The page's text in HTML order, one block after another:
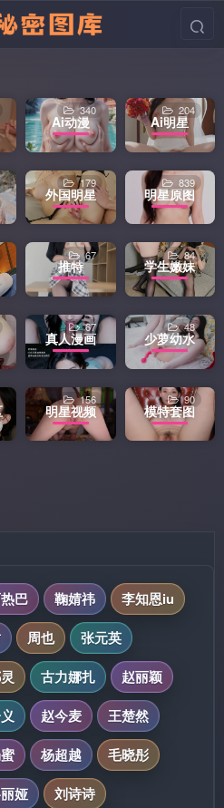
Ai动漫
340
Ai明星
204
外国明星
179
明星原图
839
推特
67
学生嫩妹
84
真人漫画
67
少萝幼水
48
明星视频
156
模特套图
90
巴 鞠婧祎
李知恩iu
周也
张元英
古力娜扎
赵丽颖
赵今麦
王楚然
杨超越
毛晓彤
娅
刘诗诗